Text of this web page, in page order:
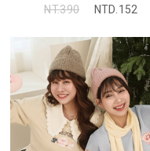
NT.390
NTD.152